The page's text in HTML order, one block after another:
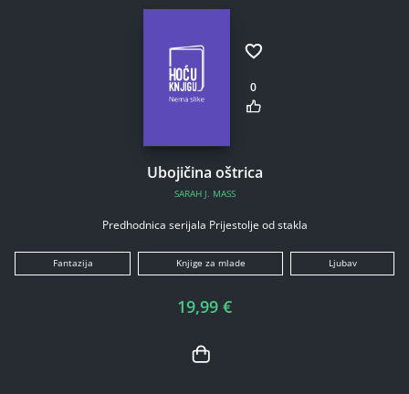
0
Ubojičina oštrica
SARAH J. MASS
Predhodnica serijala Prijestolje od stakla
Fantazija Knjige za mlade Ljubav
19,99 €